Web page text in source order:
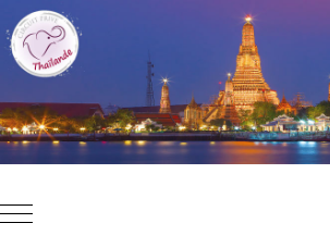
Mobile Menu Toggle